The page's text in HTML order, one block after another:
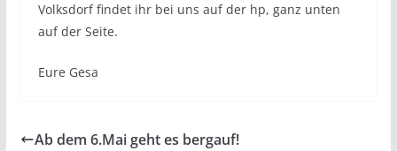
Volksdorf findet ihr bei uns auf der hp, ganz unten
auf der Seite.
Eure Gesa
Ab dem 6.Mai geht es bergauf!